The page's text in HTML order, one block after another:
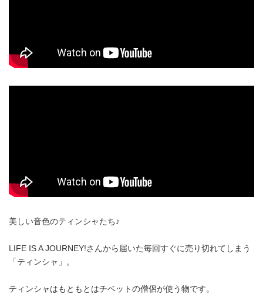
美しい音色のティンシャたち♪
LIFE IS A JOURNEY!さんから届いた毎回すぐに売り切れてしまう
「ティンシャ」。
ティンシャはもともとはチベットの僧侶が使う物です。